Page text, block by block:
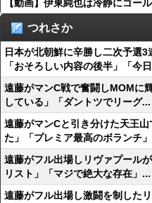
【動画】伊東純也は冷静にゴー
つれさか
日本が北朝鮮に辛勝し二次予選
「おそろしい内容の後半」「今
遠藤がマンC戦で奮闘しMOM
している」「ダントツでリーグ...
遠藤がマンCと引き分けた天王
た」「プレミア最高のボランチ
遠藤がフル出場しリヴァプール
リスト」「マジで絶大な存在」...
遠藤がフル出場し激闘を制した